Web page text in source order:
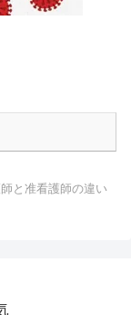
と准看護師の違い